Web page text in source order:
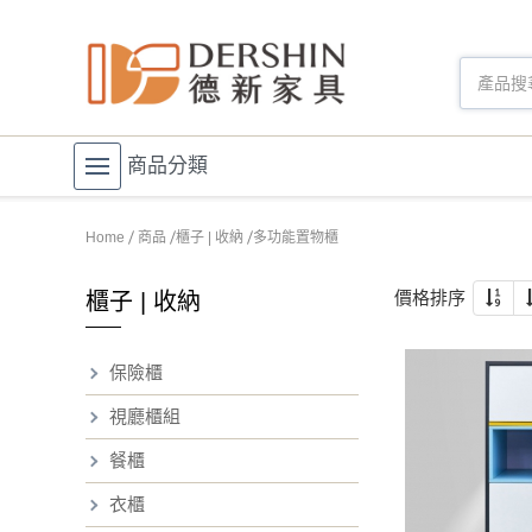
商品分類
Home 商品 櫃子 | 收納 多功能置物櫃
櫃子 | 收納
保險櫃
視廳櫃組
餐櫃
衣櫃
價格排序